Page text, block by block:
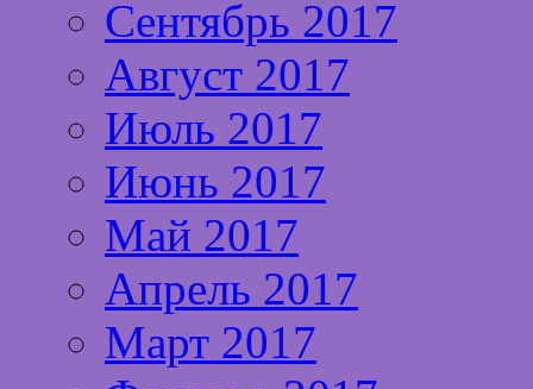
Сентябрь 2017
Август 2017
Июль 2017
Июнь 2017
Май 2017
Апрель 2017
Март 2017